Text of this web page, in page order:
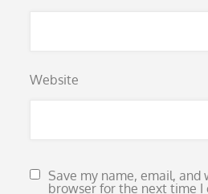
Website
Save my name, email, and
browser for the next time I